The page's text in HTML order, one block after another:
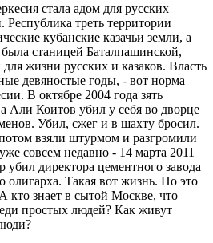
стала адом для русских
треть территории
кубанские казачьи земли, а
станицей Баталпашинской,
жизни русских и казаков. Власть
девяностые годы, - вот норма
В октябре 2004 года зять
Али Коитов убил у себя во дворце
Убил, сжег и в шахту бросил.
взяли штурмом и разгромили
совсем недавно - 14 марта 2011
убил директора цементного завода
олигарха. Такая вот жизнь. Но это
кто знает в сытой Москве, что
простых людей? Как живут